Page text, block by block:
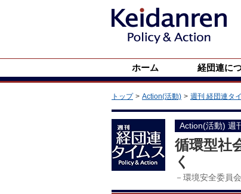
ホーム 経団連に
トップ Action(活動) 週刊 経団連タ
Action(活動) 週
循環型社
く
－環境安全委員